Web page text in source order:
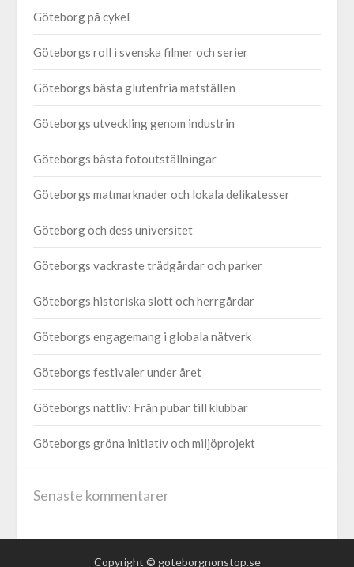
Göteborg på cykel
Göteborgs roll i svenska filmer och serier
Göteborgs bästa glutenfria matställen
Göteborgs utveckling genom industrin
Göteborgs bästa fotoutställningar
Göteborgs matmarknader och lokala delikatesser
Göteborg och dess universitet
Göteborgs vackraste trädgårdar och parker
Göteborgs historiska slott och herrgårdar
Göteborgs engagemang i globala nätverk
Göteborgs festivaler under året
Göteborgs nattliv: Från pubar till klubbar
Göteborgs gröna initiativ och miljöprojekt
Senaste kommentarer
Copyright © goteborgnonstop.se